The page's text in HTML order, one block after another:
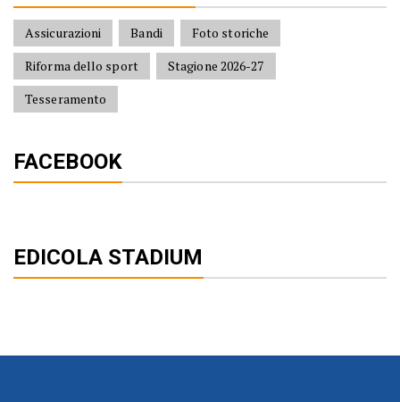
Assicurazioni Bandi
Foto storiche
Riforma dello sport
Stagione 2026-27
Tesseramento
FACEBOOK
EDICOLA STADIUM